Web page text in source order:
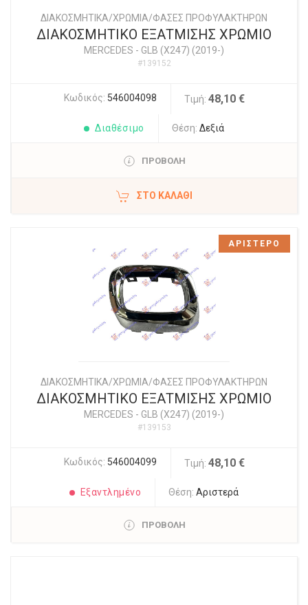
ΔΙΑΚΟΣΜΗΤΙΚΑ/ΧΡΩΜΙΑ/ΦΑΣΕΣ ΠΡΟΦΥΛΑΚΤΗΡΩΝ
ΔΙΑΚΟΣΜΗΤΙΚΟ ΕΞΑΤΜΙΣΗΣ ΧΡΩΜΙΟ
MERCEDES - GLB (X247) (2019-)
#139152
Κωδικός: 546004098 Τιμή: 48,10 €
Διαθέσιμο Θέση: Δεξιά
ΠΡΟΒΟΛΗ
ΣΤΟ ΚΑΛΆΘΙ
ΔΙΑΚΟΣΜΗΤΙΚΑ/ΧΡΩΜΙΑ/ΦΑΣΕΣ ΠΡΟΦΥΛΑΚΤΗΡΩΝ
ΔΙΑΚΟΣΜΗΤΙΚΟ ΕΞΑΤΜΙΣΗΣ ΧΡΩΜΙΟ
MERCEDES - GLB (X247) (2019-)
#139153
Κωδικός: 546004099 Τιμή: 48,10 €
Εξαντλημένο Θέση:Αριστερά
ΠΡΟΒΟΛΗ
ΑΡΙΣΤΕΡΟ